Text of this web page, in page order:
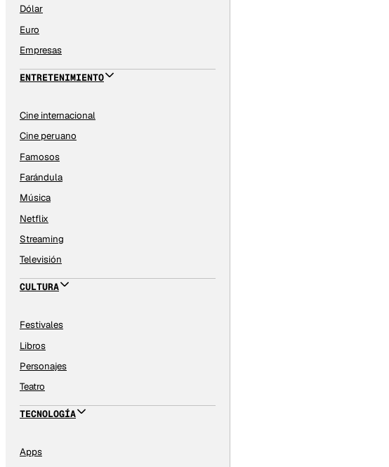
Dólar
Euro
Empresas
ENTRETENIMIENTO
Cine internacional
Cine peruano
Famosos
Farándula
Música
Netflix
Streaming
Televisión
CULTURA
Festivales
Libros
Personajes
Teatro
TECNOLOGÍA
Apps